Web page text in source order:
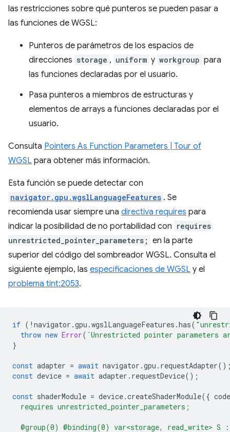
las restricciones sobre qué punteros se pueden pasar a
las funciones de WGSL:
Punteros de parámetros de los espacios de
direcciones storage , uniform y workgroup para
las funciones declaradas por el usuario.
Pasa punteros a miembros de estructuras y
elementos de arrays a funciones declaradas por el
usuario.
Consulta Pointers As Function Parameters | Tour of
WGSL para obtener más información.
Esta función se puede detectar con
navigator.gpu.wgslLanguageFeatures . Se
recomienda usar siempre una directiva requires para
indicar la posibilidad de no portabilidad con requires
unrestricted_pointer_parameters; en la parte
superior del código del sombreador WGSL. Consulta el
siguiente ejemplo, las especificaciones de WGSL y el
problema tint:2053.
if ( ! navigator .gpu .wgslLanguageFeatures .has(
throw new Error( `Unrestricted pointer parameters
}
const adapter = await navigator .gpu . requestAdapter
const device = await adapter . requestDevice();
const shaderModule = device.createShaderModule({ code
  requires unrestricted_pointer_parameters;
@group(0) @binding(0) var<storage, read_write> S